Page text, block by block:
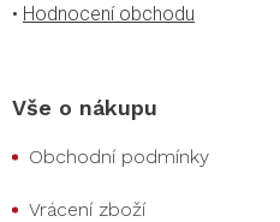
• Hodnocení obchodu
Vše o nákupu
Obchodní podmínky
Vrácení zboží